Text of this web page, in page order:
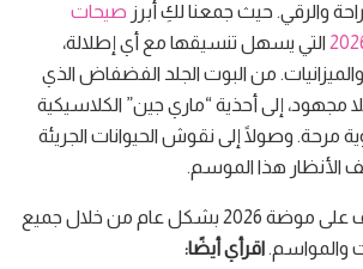
والرقي. حيث جمعنا لكِ أبرز صيحات
التي يسهل تنسيقها مع أي إطلالة،
من البوت الجلد الفضفاض الذي
مجهود، إلى أحذية “ماري جين” الكلاسيكية
مرحة. وصولًا إلى نقوش الحيوانات الجريئة
الأنظار هذا الموسم.
إذا كنتِ تريدين التعرف على موضة 2026 بشكل عام من خلال جميع
والمواسم. اقرأي أيضًا: